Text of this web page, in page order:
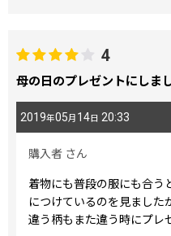
4
母の日のプレゼントにしま
2019年05月 14日 20:33
購入者 さん
着物にも普段の服にも合う
につけているのを見ました
違う柄もまた違う時にプレ